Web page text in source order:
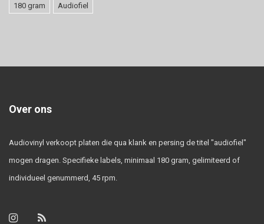
180 gram Audiofiel
Over ons
Audiovinyl verkoopt platen die qua klank en persing de titel "audiofiel"
mogen dragen. Specifieke labels, minimaal 180 gram, gelimiteerd of
individueel genummerd, 45 rpm.